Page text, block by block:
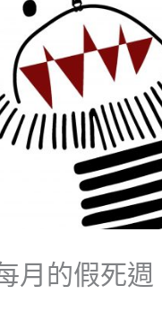
的假死週